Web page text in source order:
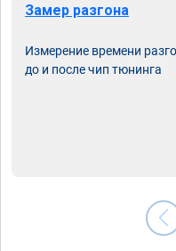
Замер разгона
Измерение времени
до и после чип тюнинга